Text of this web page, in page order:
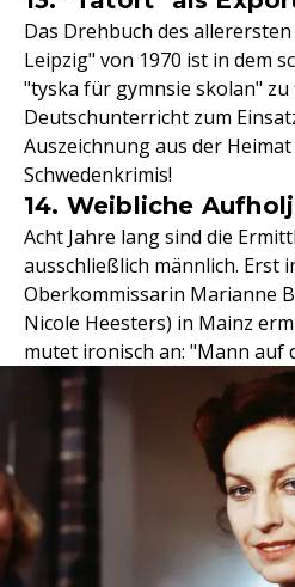
Das Drehbuch des
Leipzig" von 1970 ist in dem
"tyska für gymnsie skolan"
Deutschunterricht zum
Auszeichnung aus der
Schwedenkrimis!
14. Weibliche
Acht Jahre lang sind die
ausschließlich männlich. Erst
Oberkommissarin Marianne
Nicole Heesters) in Mainz
mutet ironisch an: "Mann auf